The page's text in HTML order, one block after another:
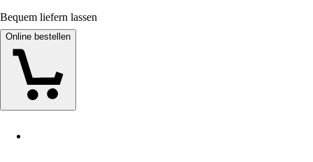
Bequem liefern lassen
Online bestellen